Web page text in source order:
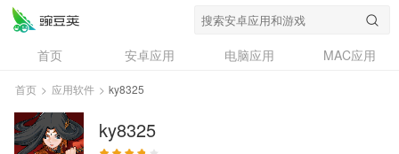
首页 安卓应用 电脑应用
MAC应用
资讯
专题
问答
首页 > 应用软件 > ky8325
ky8325